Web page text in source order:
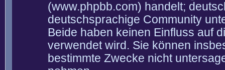
(www.phpbb.com) handelt;
deutschsprachige Community
Beide haben keinen Einfluss auf
verwendet wird. Sie können
bestimmte Zwecke nicht